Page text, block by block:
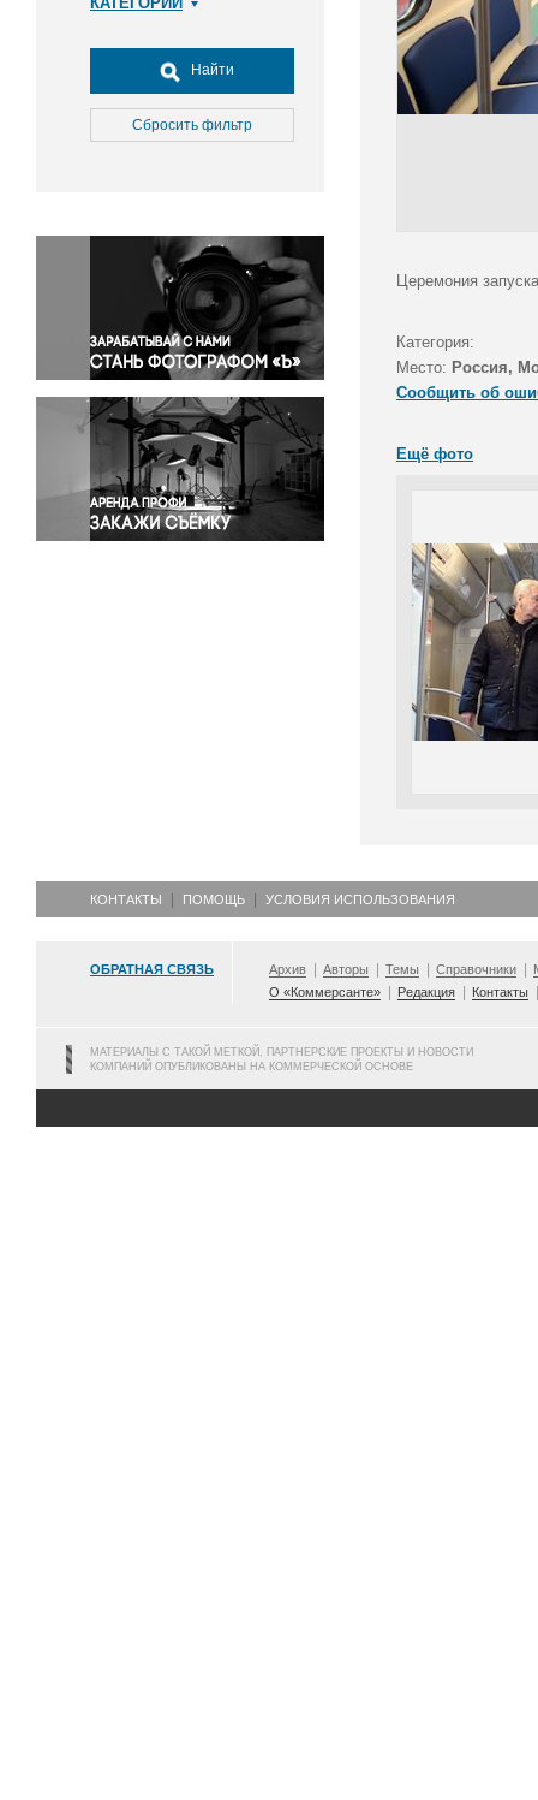
Досуг, туризм и отдых
Культура
Медицина
Окружающая среда
Политика
Правосудие
Происшествия и конфликты
Религия
Светская жизнь
Спорт
Экология
Экономика и бизнес
Найти
Сбросить фильтр
Церемония
Категория:
Место: Россия,
Сообщить об
Ещё фото
КОНТАКТЫ ПОМОЩЬ УСЛОВИЯ ИСПОЛЬЗОВАНИЯ
ОБРАТНАЯ СВЯЗЬ Архив Авторы Темы Справочники
О «Коммерсанте»
Редакция Контакты
МАТЕРИАЛЫ С ТАКОЙ МЕТКОЙ, ПАРТНЕРСКИЕ ПРОЕКТЫ И НОВОСТИ
КОМПАНИЙ ОПУБЛИКОВАНЫ НА КОММЕРЧЕСКОЙ ОСНОВЕ